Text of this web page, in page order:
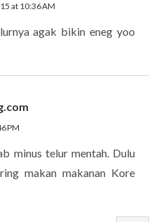
at 10:36 AM
agak bikin eneg yoo
PM
minus telur mentah. Dulu
makan makanan Kore